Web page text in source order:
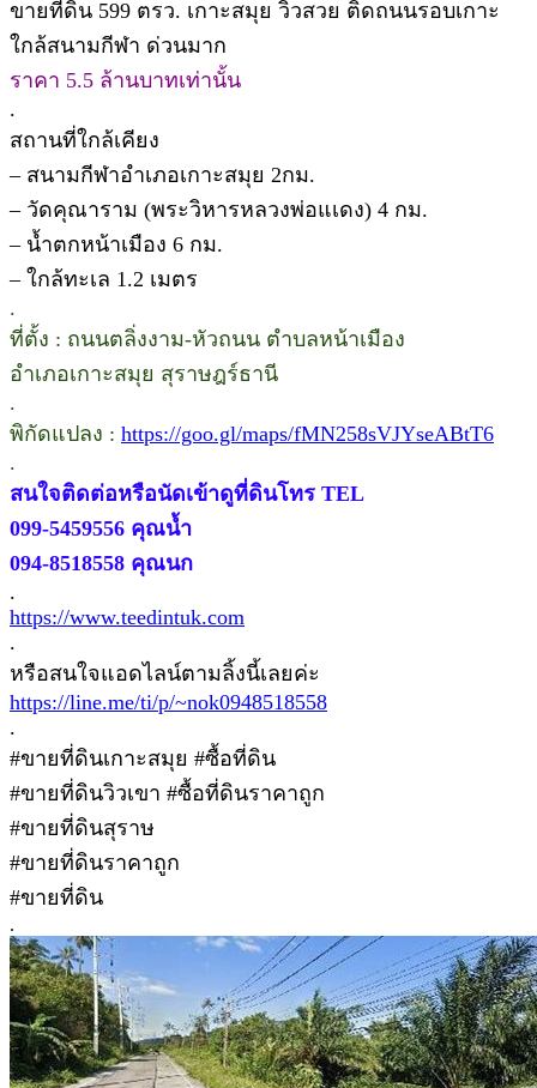
ขายที่ดิน 599 ตรว. เกาะสมุย วิวสวย ติดถนนรอบเกาะ
ใกล้สนามกีฬา ด่วนมาก
ราคา 5.5 ล้านบาทเท่านั้น
.
สถานที่ใกล้เคียง
– สนามกีฬาอำเภอเกาะสมุย 2กม.
– วัดคุณาราม (พระวิหารหลวงพ่อแเดง) 4 กม.
– น้ำตกหน้าเมือง 6 กม.
– ใกล้ทะเล 1.2 เมตร
.
ที่ตั้ง : ถนนตลิ่งงาม-หัวถนน ตำบลหน้าเมือง
อำเภอเกาะสมุย สุราษฎร์ธานี
.
พิกัดแปลง : https://goo.gl/maps/fMN258sVJYseABtT6
.
สนใจติดต่อหรือนัดเข้าดูที่ดินโทร TEL
099-5459556 คุณน้ำ
094-8518558 คุณนก
.
https://www.teedintuk.com
.
หรือสนใจแอดไลน์ตามลิ้งนี้เลยค่ะ
https://line.me/ti/p/~nok0948518558
.
#ขายที่ดินเกาะสมุย #ซื้อที่ดิน
#ขายที่ดินวิวเขา #ซื้อที่ดินราคาถูก
#ขายที่ดินสุราษ
#ขายที่ดินราคาถูก
#ขายที่ดิน
.